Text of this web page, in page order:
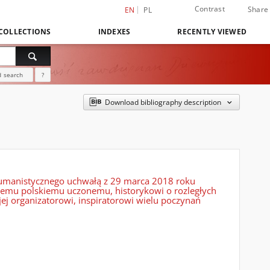
EN PL Contrast Share
INDEXES RECENTLY VIEWED
search ?
Download bibliography description
uchwałą z 29 marca 2018 roku
polskiemu uczonemu, historykowi o rozległych
organizatorowi, inspiratorowi wielu poczynań